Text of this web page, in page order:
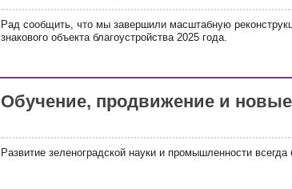
Рад сообщить, что мы завершили масштабную
знакового объекта благоустройства 2025 года.
Обучение, продвижение и
Развитие зеленоградской науки и промышленности